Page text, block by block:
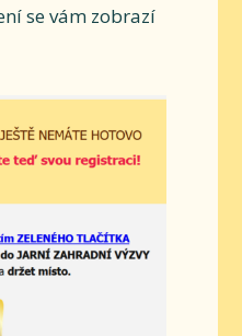
se vám zobrazí